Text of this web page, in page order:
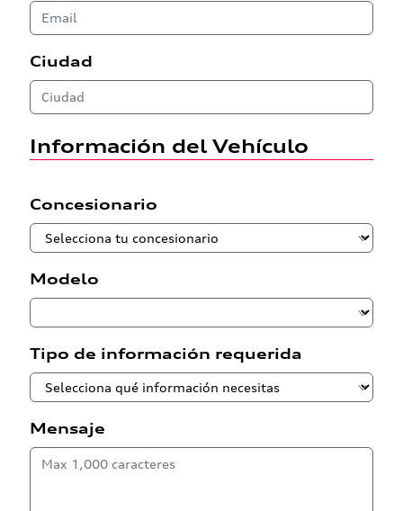
Ciudad
Información del Vehículo
Concesionario
Modelo
Tipo de información requerida
Mensaje